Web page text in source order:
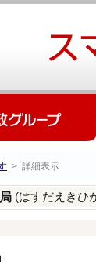
> 詳細表示
(はすだえきひ